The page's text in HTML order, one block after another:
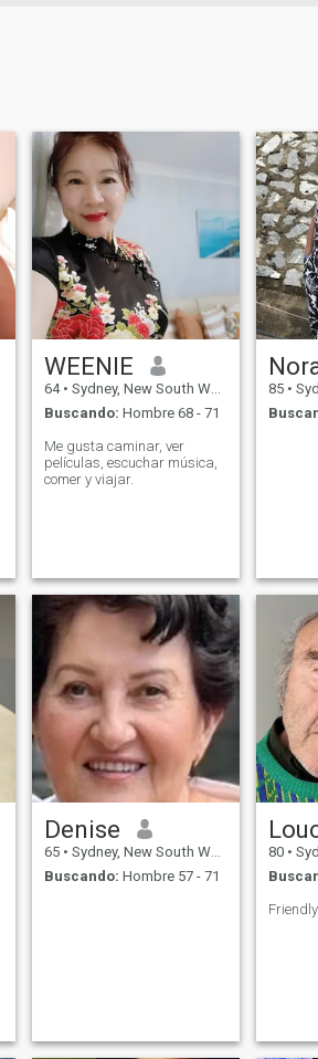
WEENIE
64 • Sydney, New South Wales, Australia
Buscando: Hombre 68 - 71
Me gusta caminar, ver
películas, escuchar música,
comer y viajar.
85 •
Denise
65 • Sydney, New South Wales, Australia
Buscando: Hombre 57 - 71
80 •